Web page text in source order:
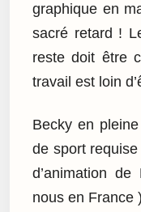
graphique en
sacré retard !
reste doit être
travail est loin
Becky en
de sport
d’animation
nous en France